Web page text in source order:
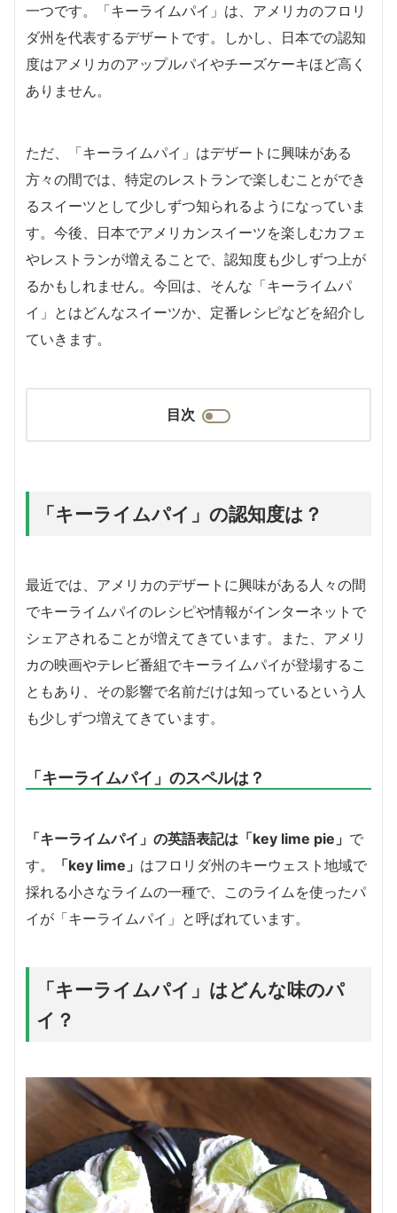
一つです。「キーライムパイ」は、アメリカのフロリ
ダ州を代表するデザートです。しかし、日本での認知
度はアメリカのアップルパイやチーズケーキほど高く
ありません。
ただ、「キーライムパイ」はデザートに興味がある
方々の間では、特定のレストランで楽しむことができ
るスイーツとして少しずつ知られるようになっていま
す。今後、日本でアメリカンスイーツを楽しむカフェ
やレストランが増えることで、認知度も少しずつ上が
るかもしれません。今回は、そんな「キーライムパ
イ」とはどんなスイーツか、定番レシピなどを紹介し
ていきます。
目次
「キーライムパイ」の認知度は？
最近では、アメリカのデザートに興味がある人々の間
でキーライムパイのレシピや情報がインターネットで
シェアされることが増えてきています。また、アメリ
カの映画やテレビ番組でキーライムパイが登場するこ
ともあり、その影響で名前だけは知っているという人
も少しずつ増えてきています。
「キーライムパイ」のスペルは？
「キーライムパイ」の英語表記は「key lime pie」 で
す。
「key lime」 はフロリダ州のキーウェスト地域で
採れる小さなライムの一種で、このライムを使ったパ
イが「キーライムパイ」と呼ばれています。
「キーライムパイ」はどんな味のパ
イ？